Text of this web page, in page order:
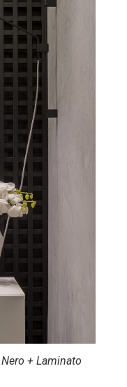
+ Laminato